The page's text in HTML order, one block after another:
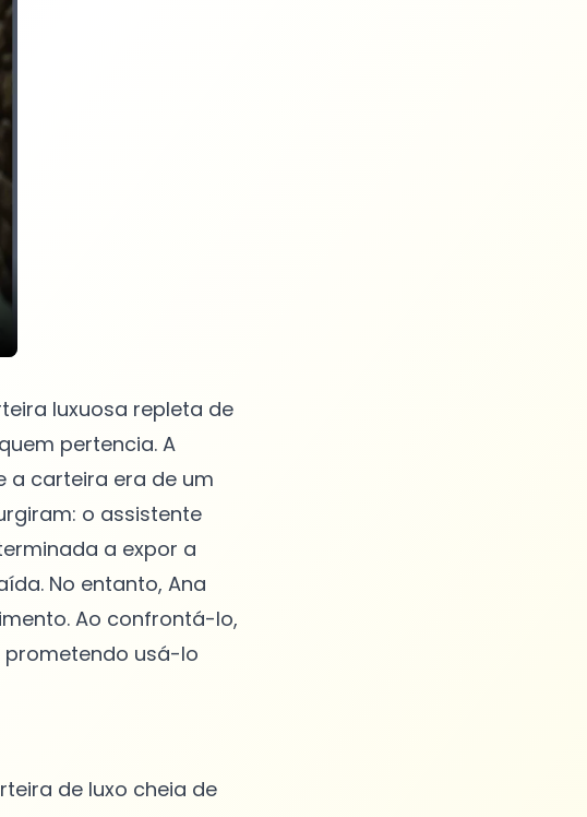
luxuosa repleta de
pertencia. A
a carteira era de um
o assistente
a expor a
No entanto, Ana
Ao confrontá-lo,
prometendo usá-lo
de luxo cheia de